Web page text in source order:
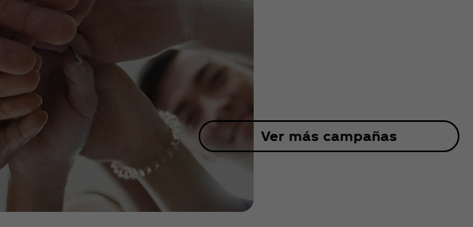
Ver más campañas